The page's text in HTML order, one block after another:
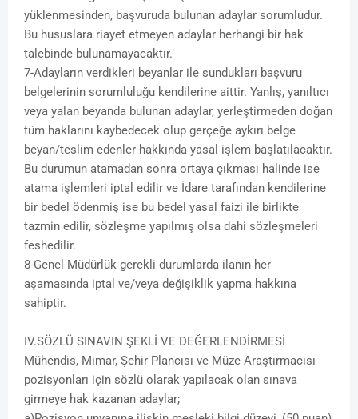
yüklenmesinden, başvuruda bulunan adaylar sorumludur.
Bu hususlara riayet etmeyen adaylar herhangi bir hak
talebinde bulunamayacaktır.
7-Adayların verdikleri beyanlar ile sundukları başvuru
belgelerinin sorumluluğu kendilerine aittir. Yanlış, yanıltıcı
veya yalan beyanda bulunan adaylar, yerleştirmeden doğan
tüm haklarını kaybedecek olup gerçeğe aykırı belge
beyan/teslim edenler hakkında yasal işlem başlatılacaktır.
Bu durumun atamadan sonra ortaya çıkması halinde ise
atama işlemleri iptal edilir ve İdare tarafından kendilerine
bir bedel ödenmiş ise bu bedel yasal faizi ile birlikte
tazmin edilir, sözleşme yapılmış olsa dahi sözleşmeleri
feshedilir.
8-Genel Müdürlük gerekli durumlarda ilanın her
aşamasında iptal ve/veya değişiklik yapma hakkına
sahiptir.
IV.SÖZLÜ SINAVIN ŞEKLİ VE DEĞERLENDİRMESİ
Mühendis, Mimar, Şehir Plancısı ve Müze Araştırmacısı
pozisyonları için sözlü olarak yapılacak olan sınava
girmeye hak kazanan adaylar;